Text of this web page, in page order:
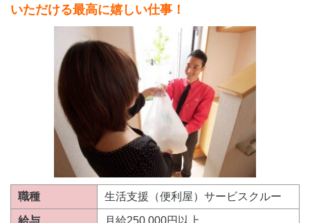
いただける最高に嬉しい仕事！
職種 生活支援（便利屋）サービスクルー
給与 月給250,000円以上